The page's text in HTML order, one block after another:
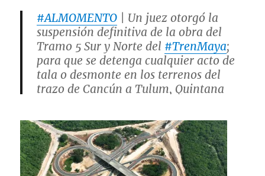
#ALMOMENTO | Un juez otorgó la
suspensión definitiva de la obra del
Tramo 5 Sur y Norte del #TrenMaya;
para que se detenga cualquier acto de
tala o desmonte en los terrenos del
trazo de Cancún a Tulum, Quintana
— Azucena Uresti (@azucenau)
February 8, 2023